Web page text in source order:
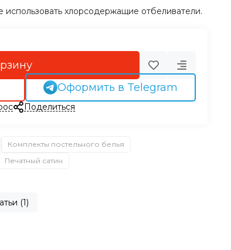
использовать хлорсодержащие отбеливатели.
Оформить в Telegram
Поделиться
Комплекты постельного белья
Печатный сатин
(1)